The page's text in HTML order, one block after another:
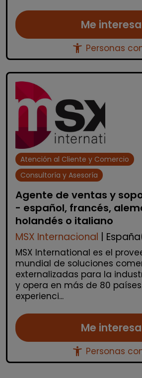
Me interesa
accessibility_new Personas
Atención al Cliente y Comercio
Consultoría y Asesoría
Agente de ventas y
- español, francés,
holandés o italiano
MSX Internacional |
MSX International es el
mundial de soluciones
externalizadas para la
y opera en más de 80
experienci...
Me interesa
accessibility_new Personas